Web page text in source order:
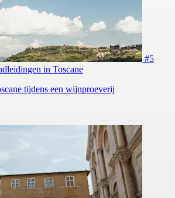
#5
in Toscane
tijdens een wijnproeverij